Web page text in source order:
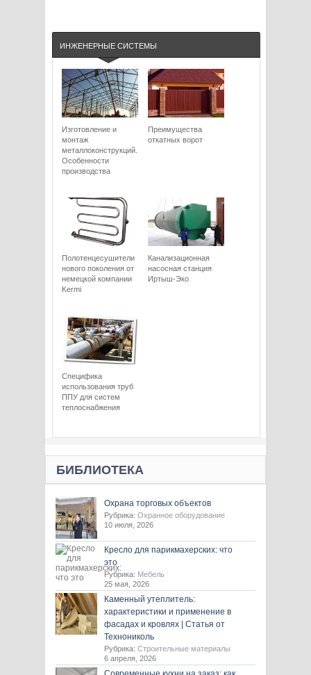
ИНЖЕНЕРНЫЕ СИСТЕМЫ
Изготовление и
монтаж
металлоконструкций.
Особенности
производства
Преимущества
откатных ворот
Полотенцесушители
нового поколения от
немецкой компании
Kermi
Канализационная
насосная станция
Иртыш-Эко
Специфика
использования труб
ППУ для систем
теплоснабжения
БИБЛИОТЕКА
Охрана торговых объектов
Рубрика: Охранное оборудование
10 июля, 2026
Кресло для парикмахерских: что
это
Рубрика: Мебель
25 мая, 2026
Каменный утеплитель:
характеристики и применение в
фасадах и кровлях | Статья от
Технониколь
Рубрика: Строительные материалы
6 апреля, 2026